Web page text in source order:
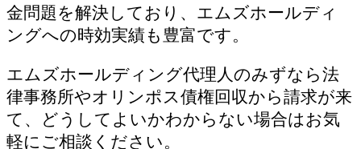
金問題を解決しており、エムズホールディ
ングへの時効実績も豊富です。
エムズホールディング代理人のみずなら法
律事務所やオリンポス債権回収から請求が来
て、どうしてよいかわからない場合はお気
軽にご相談ください。